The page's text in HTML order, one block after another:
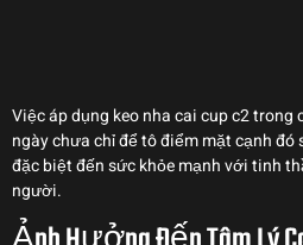
Việc áp dụng keo nha cai cup c2
ngày chưa chỉ để tô điểm mặt cạnh
đặc biệt đến sức khỏe mạnh với tinh
người.